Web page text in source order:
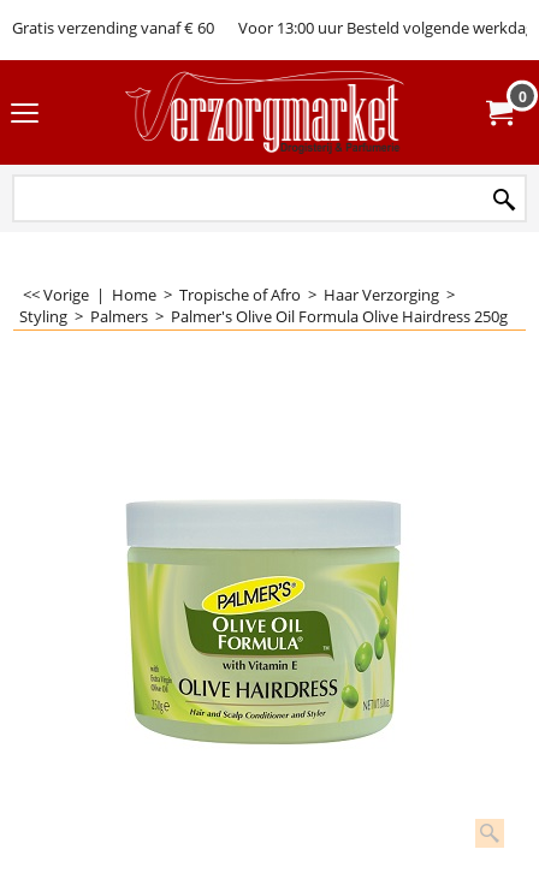
Gratis verzending vanaf € 60 Voor 13:00 uur Besteld volgende werkdag
0
<< Vorige | Home > Tropische of Afro > Haar Verzorging >
Styling > Palmers > Palmer's Olive Oil Formula Olive Hairdress 250g